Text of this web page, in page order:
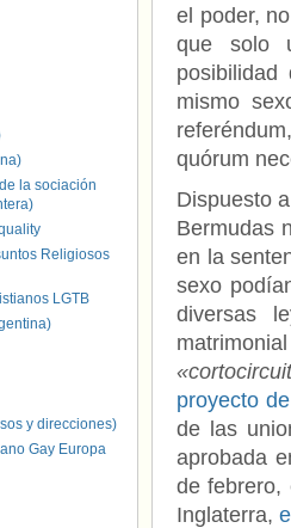
el poder,
que solo
mismo
quórum
Dispuesto
Bermudas
en la
sexo
diversas
proyecto
de las
aprobada
de febrero,
Inglaterra,
la sociación
Religiosos
LGTB
y direcciones)
Gay Europa